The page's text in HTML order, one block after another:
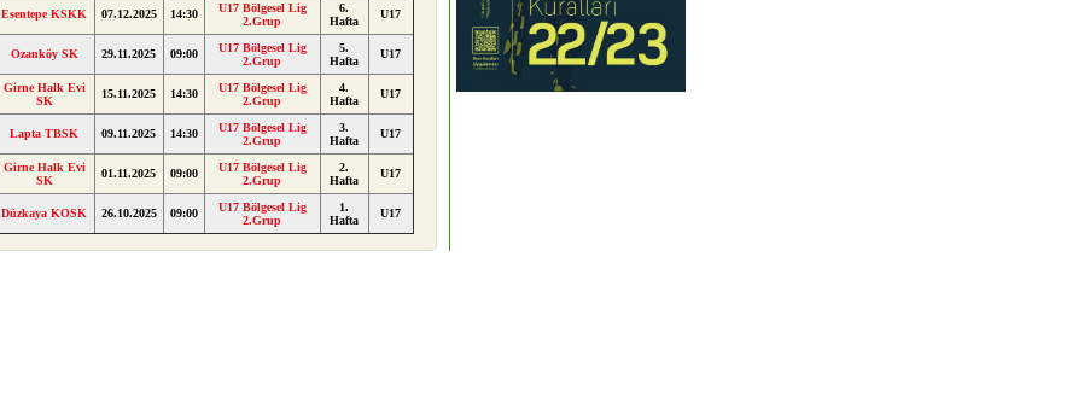
Esentepe KSKK 07.12.2025 14:30
U17 Bölgesel Lig
2.Grup
6.
Hafta
U17
Ozanköy SK 29.11.2025 09:00
U17 Bölgesel Lig
2.Grup
5.
Hafta
U17
Girne Halk Evi
SK
15.11.2025 14:30
U17 Bölgesel Lig
2.Grup
4.
Hafta
U17
Lapta TBSK 09.11.2025 14:30
U17 Bölgesel Lig
2.Grup
3.
Hafta
U17
Girne Halk Evi
SK
01.11.2025 09:00
U17 Bölgesel Lig
2.Grup
2.
Hafta
U17
Düzkaya KOSK 26.10.2025 09:00
U17 Bölgesel Lig
2.Grup
1.
Hafta
U17